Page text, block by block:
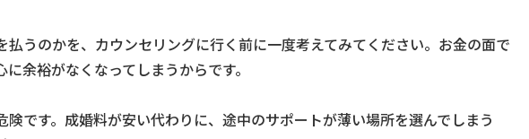
払うのかを、カウンセリングに行く前に一度考えてみてください。お金の面で
余裕がなくなってしまうからです。
険です。成婚料が安い代わりに、途中のサポートが薄い場所を選んでしまう